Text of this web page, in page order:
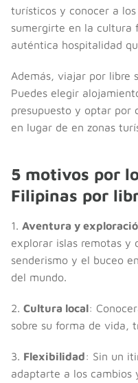
turísticos y conocer a
sumergirte en la cultura
auténtica hospitalidad
Además, viajar por libre
Puedes elegir
presupuesto y optar por
en lugar de en zonas
5 motivos por
Filipinas por
1. Aventura y
explorar islas remotas y
senderismo y el buceo
del mundo.
2. Cultura local:
sobre su forma de vida,
3. Flexibilidad: Sin un
adaptarte a los cambios